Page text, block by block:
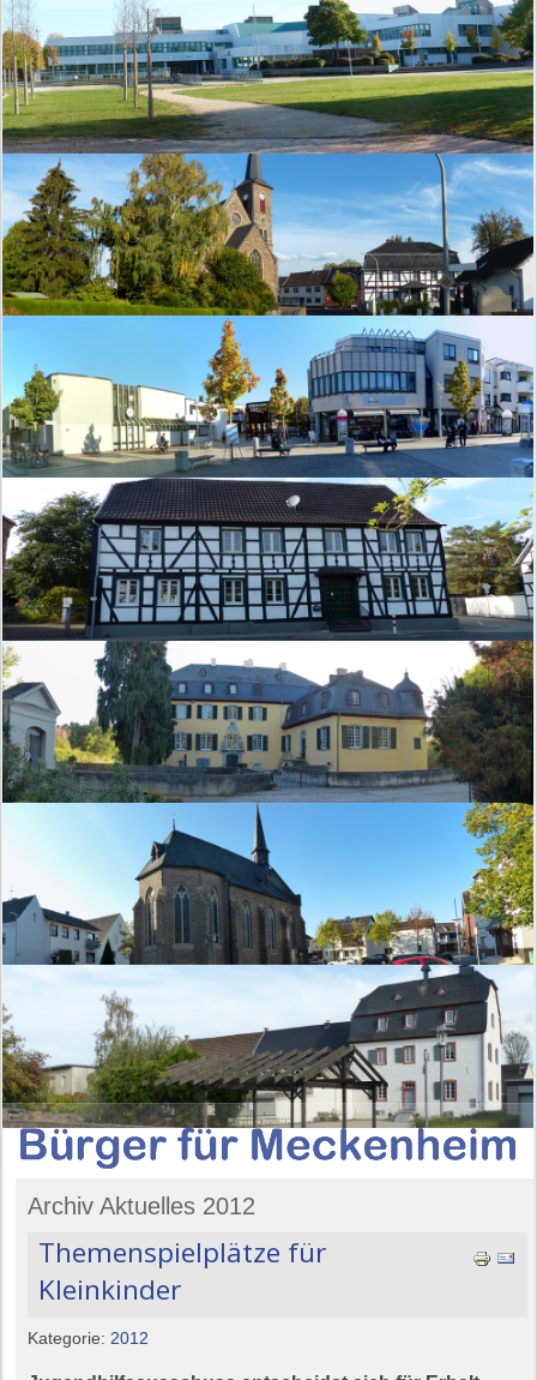
Archiv Aktuelles 2012
Themenspielplätze für
Kleinkinder
Kategorie: 2012